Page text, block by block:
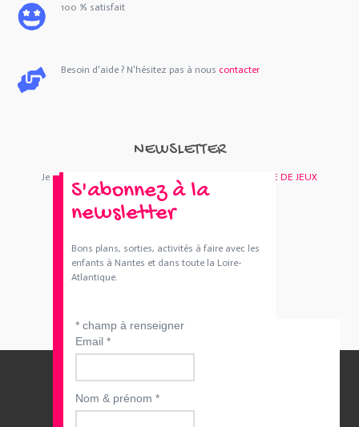
100 % satisfait
Besoin d'aide ? N'hésitez pas à nous contacter
NEWSLETTER
Je m'abonne : Newsletter SORTIES 44 BOUTIQUE DE JEUX
S'abonnez à la
newsletter
Bons plans, sorties, activités à faire avec les
enfants à Nantes et dans toute la Loire-
Atlantique.
* champ à renseigner
Email *
Nom & prénom *